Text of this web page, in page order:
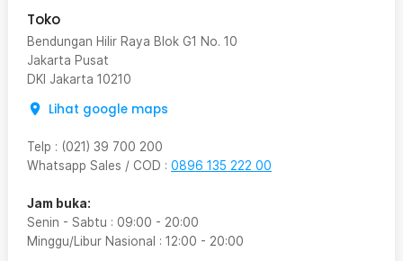
Toko
Bendungan Hilir Raya Blok G1 No. 10
Jakarta Pusat
DKI Jakarta 10210
Lihat google maps
Telp : (021) 39 700 200
Whatsapp Sales / COD : 0896 135 222 00
Jam buka:
Senin - Sabtu : 09:00 - 20:00
Minggu/Libur Nasional : 12:00 - 20:00